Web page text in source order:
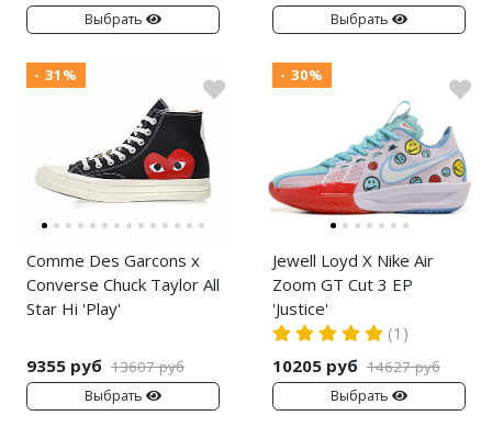
Выбрать Выбрать
- 31%
Comme Des Garcons x
Converse Chuck Taylor All
Star Hi 'Play'
9355 руб 13607 руб
Выбрать
- 30%
Jewell Loyd X Nike Air
Zoom GT Cut 3 EP
'Justice'
(1)
10205 руб 14627 руб
Выбрать